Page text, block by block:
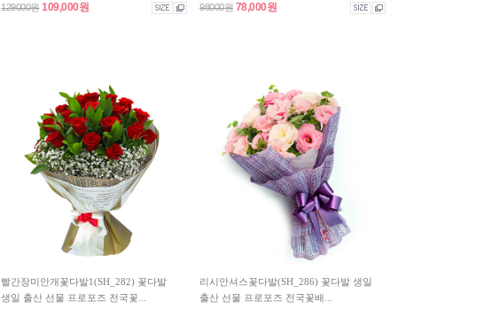
129000원109,000원 98000원 78,000원
빨간장미안개꽃다발1(SH_282) 꽃다발
생일 출산 선물 프로포즈 전국꽃...
리시안셔스꽃다발(SH_286) 꽃다발 생일
출산 선물 프로포즈 전국꽃배...